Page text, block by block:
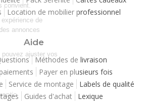
Location de mobilier professionnel
Aide
Méthodes de livraison
Payer en plusieurs fois
Service de montage
Labels de qualité
Guides d'achat Lexique
ce qui vous convient.
pour vous offrir une expérience de
un contenu et des annonces
publicitaires
? Pas de souci, vous pouvez ajuster vos
confidentialité
certifiés par